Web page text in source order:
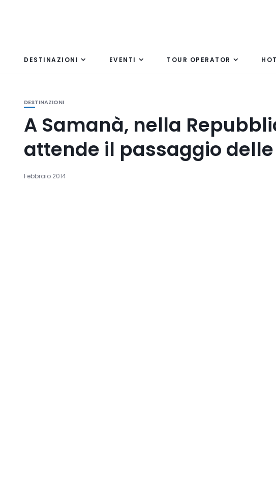
DESTINAZIONI EVENTI TOUR OPERATOR
DESTINAZIONI
A Samanà, nella
attende il passaggio
Febbraio 2014